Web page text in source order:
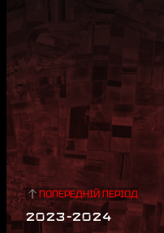
ПОПЕРЕДНІЙ ПЕРІОД
2023-2024